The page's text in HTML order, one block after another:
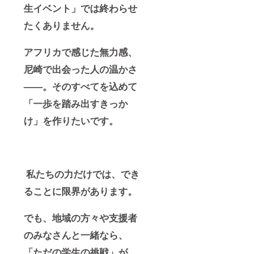
生イベント」では終わらせ
たくありません。
アフリカで感じた無力感、
尼崎で出会った人の温かさ
――。そのすべてを込めて
「一歩を踏み出すきっか
け」を作りたいです。
私たちの力だけでは、でき
ることに限界があります。
でも、地域の方々や支援者
のみなさんと一緒なら、